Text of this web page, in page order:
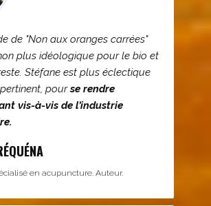
de "Non aux oranges carrées"
plus idéologique pour le bio et
Stéfane est plus éclectique
pourse rendre
vis-à-vis de l’industrie
en acupuncture. Auteur.